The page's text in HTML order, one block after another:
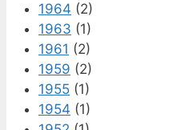
1964 (2)
1963 (1)
1961 (2)
1959 (2)
1955 (1)
1954 (1)